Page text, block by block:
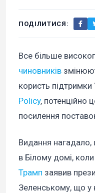
ПОДІЛИТИСЯ:
Все більше
чиновників
користь
Policy, потенційно
посилення
Видання нагадало,
в Білому домі,
Трамп заявив
Зеленському, що у